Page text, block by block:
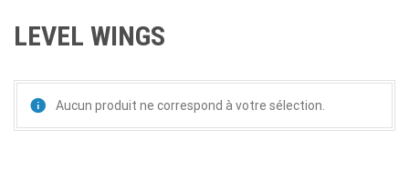
LEVEL WINGS
Aucun produit ne correspond à votre sélection.